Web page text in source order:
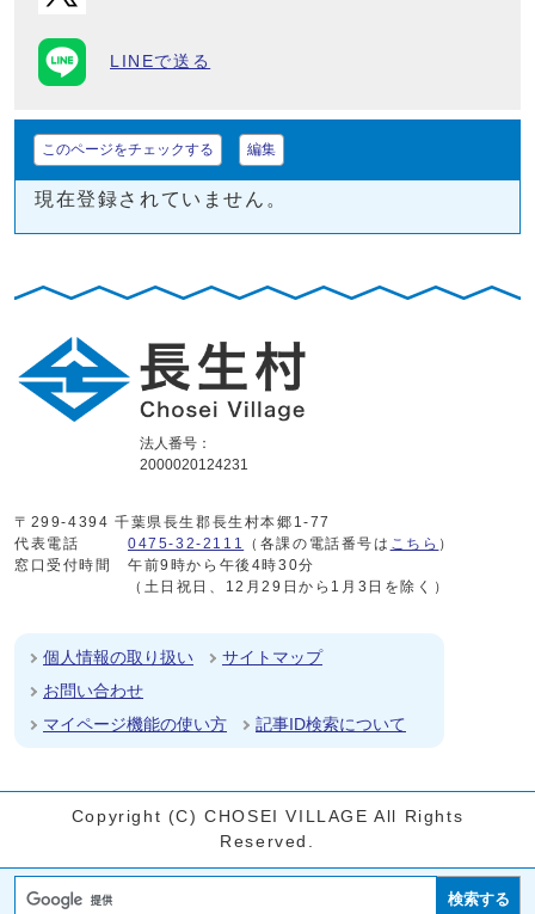
LINEで送る
このページをチェックする 編集
現在登録されていません。
法人番号：
2000020124231
〒299-4394 千葉県長生郡長生村本郷1-77
代表電話
0475-32-2111 （各課の電話番号は こちら ）
窓口受付時間
午前9時から午後4時30分
（土日祝日、12月29日から1月3日を除く）
個人情報の取り扱い
サイトマップ
お問い合わせ
マイページ機能の使い方
記事ID検索について
Copyright (C) CHOSEI VILLAGE All Rights
Reserved.
検索する